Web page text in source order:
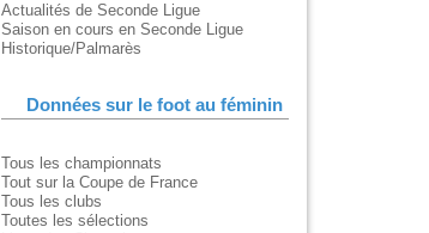
Actualités de Seconde Ligue
Saison en cours en Seconde Ligue
Historique/Palmarès
Données sur le foot au féminin
Tous les championnats
Tout sur la Coupe de France
Tous les clubs
Toutes les sélections